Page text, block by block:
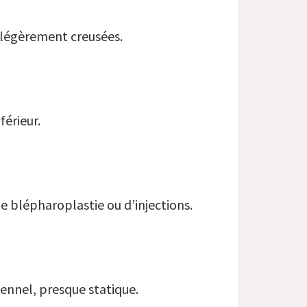
creusées.
blépharoplastie ou d’injections.
presque statique.